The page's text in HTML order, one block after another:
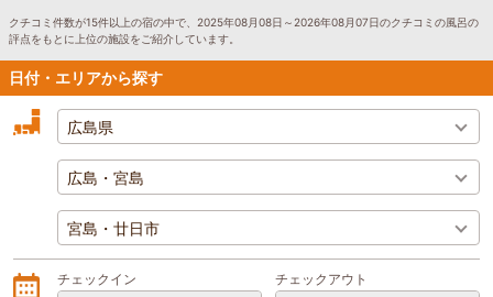
クチコミ件数が15件以上の宿の中で、2025年08月08日～2026年08月07日のクチコミの風呂の
評点をもとに上位の施設をご紹介しています。
日付・エリアから探す
チェックイン チェックアウト